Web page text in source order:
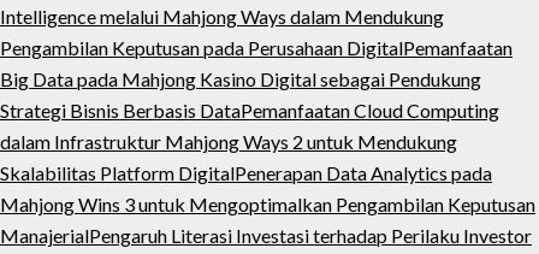
Intelligence melalui Mahjong Ways dalam Mendukung
Pengambilan Keputusan pada Perusahaan DigitalPemanfaatan
Big Data pada Mahjong Kasino Digital sebagai Pendukung
Strategi Bisnis Berbasis DataPemanfaatan Cloud Computing
dalam Infrastruktur Mahjong Ways 2 untuk Mendukung
Skalabilitas Platform DigitalPenerapan Data Analytics pada
Mahjong Wins 3 untuk Mengoptimalkan Pengambilan Keputusan
ManajerialPengaruh Literasi Investasi terhadap Perilaku Investor